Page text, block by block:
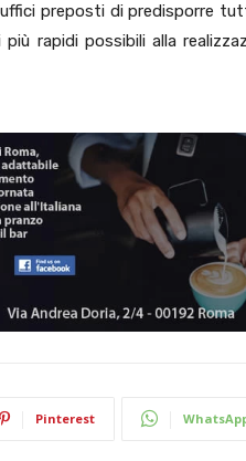
preposti di predisporre
rapidi possibili alla
Pinterest